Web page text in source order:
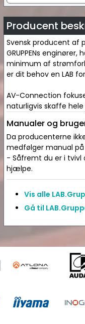
Producent
Svensk producent af
GRUPPENs
minimum af
er dit behov en LAB
AV-Connection
naturligvis skaffe
Manualer og
Da producenterne
medfølger manual
- Såfremt du er i tvivl
hjælpe.
Vis alle
Gå til